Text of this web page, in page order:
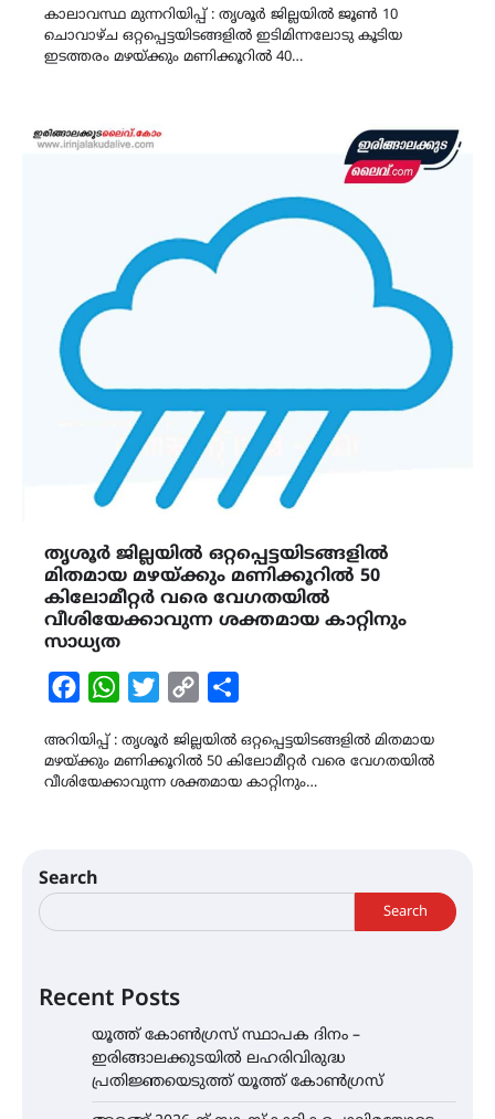
കാലാവസ്ഥ മുന്നറിയിപ്പ് : തൃശൂർ ജില്ലയിൽ ജൂൺ 10
ചൊവാഴ്ച ഒറ്റപ്പെട്ടയിടങ്ങളിൽ ഇടിമിന്നലോടു കൂടിയ
ഇടത്തരം മഴയ്ക്കും മണിക്കൂറിൽ 40…
തൃശൂർ ജില്ലയിൽ ഒറ്റപ്പെട്ടയിടങ്ങളിൽ
മിതമായ മഴയ്ക്കും മണിക്കൂറിൽ 50
കിലോമീറ്റർ വരെ വേഗതയിൽ
വീശിയേക്കാവുന്ന ശക്തമായ കാറ്റിനും
സാധ്യത
FacebookWhatsAppTwitterCopy
അറിയിപ്പ് : തൃശൂർ ജില്ലയിൽ ഒറ്റപ്പെട്ടയിടങ്ങളിൽ മിതമായ
മഴയ്ക്കും മണിക്കൂറിൽ 50 കിലോമീറ്റർ വരെ വേഗതയിൽ
വീശിയേക്കാവുന്ന ശക്തമായ കാറ്റിനും…
Search
Search
Recent Posts
യൂത്ത് കോൺഗ്രസ്‌ സ്ഥാപക ദിനം –
ഇരിങ്ങാലക്കുടയിൽ ലഹരിവിരുദ്ധ
പ്രതിജ്ഞയെടുത്ത് യൂത്ത് കോൺഗ്രസ്